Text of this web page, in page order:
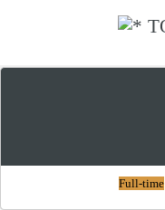
Full-time